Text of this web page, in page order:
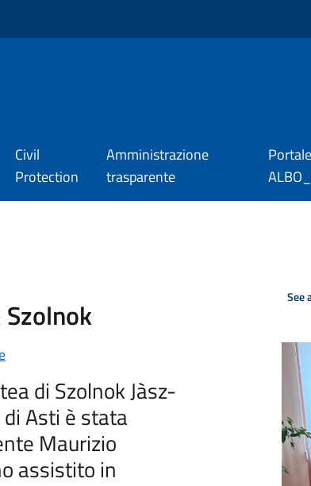
Civil
Protection
Amministrazione
trasparente
di Szolnok Jàsz-
Asti è stata
Maurizio
assistito in
See